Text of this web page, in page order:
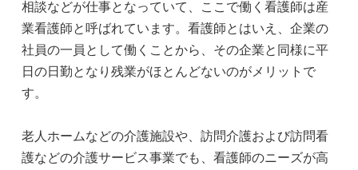
相談などが仕事となっていて、ここで働く看護師は産
業看護師と呼ばれています。看護師とはいえ、企業の
社員の一員として働くことから、その企業と同様に平
日の日勤となり残業がほとんどないのがメリットで
す。
老人ホームなどの介護施設や、訪問介護および訪問看
護などの介護サービス事業でも、看護師のニーズが高